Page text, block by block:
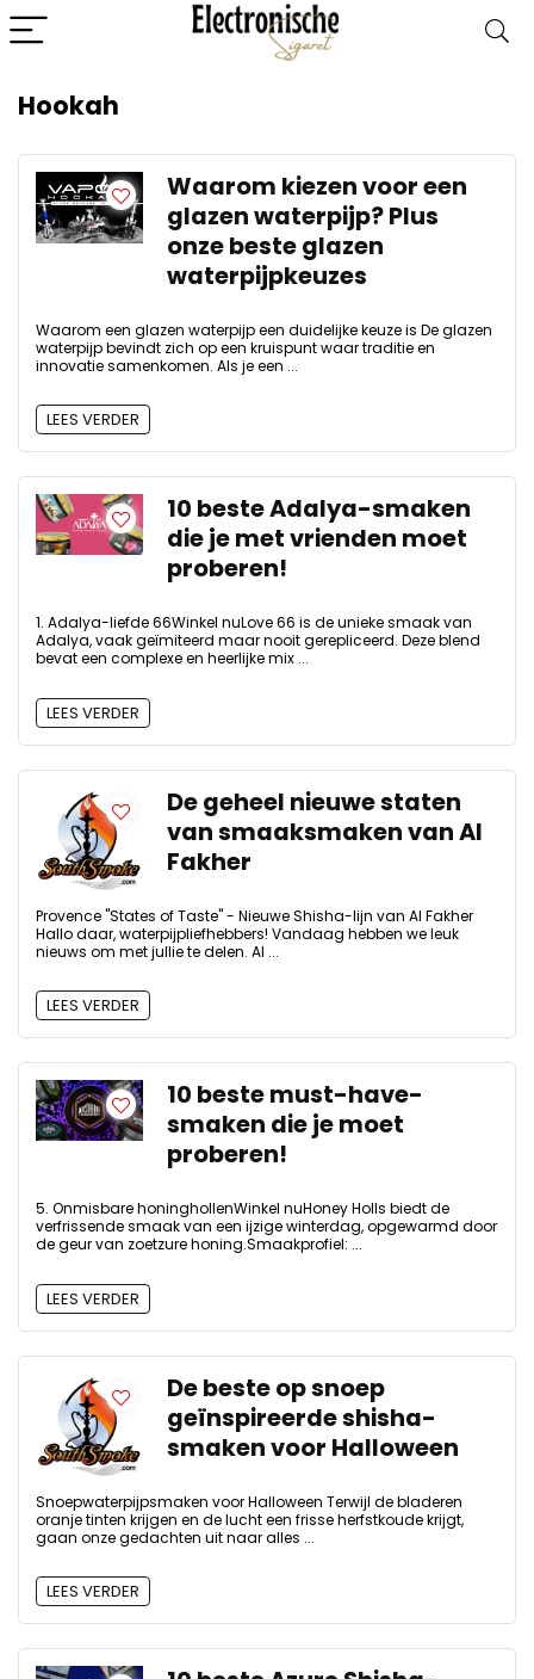
Hookah
Waarom kiezen voor een
glazen waterpijp? Plus
onze beste glazen
waterpijpkeuzes
Waarom een ​​glazen waterpijp een duidelijke keuze is De glazen
waterpijp bevindt zich op een kruispunt waar traditie en
innovatie samenkomen. Als je een ...
LEES VERDER
10 beste Adalya-smaken
die je met vrienden moet
proberen!
1. Adalya-liefde 66Winkel nuLove 66 is de unieke smaak van
Adalya, vaak geïmiteerd maar nooit gerepliceerd. Deze blend
bevat een complexe en heerlijke mix ...
LEES VERDER
De geheel nieuwe staten
van smaaksmaken van Al
Fakher
Provence "States of Taste" - Nieuwe Shisha-lijn van Al Fakher
Hallo daar, waterpijpliefhebbers! Vandaag hebben we leuk
nieuws om met jullie te delen. Al ...
LEES VERDER
10 beste must-have-
smaken die je moet
proberen!
5. Onmisbare honinghollenWinkel nuHoney Holls biedt de
verfrissende smaak van een ijzige winterdag, opgewarmd door
de geur van zoetzure honing.Smaakprofiel: ...
LEES VERDER
De beste op snoep
geïnspireerde shisha-
smaken voor Halloween
Snoepwaterpijpsmaken voor Halloween Terwijl de bladeren
oranje tinten krijgen en de lucht een frisse herfstkoude krijgt,
gaan onze gedachten uit naar alles ...
LEES VERDER